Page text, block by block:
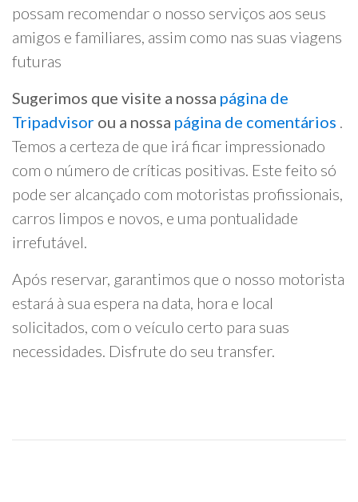
possam recomendar o nosso serviços aos seus
amigos e familiares, assim como nas suas viagens
futuras
Sugerimos que visite a nossa página de
Tripadvisor ou a nossa página de comentários .
Temos a certeza de que irá ficar impressionado
com o número de críticas positivas. Este feito só
pode ser alcançado com motoristas profissionais,
carros limpos e novos, e uma pontualidade
irrefutável.
Após reservar, garantimos que o nosso motorista
estará à sua espera na data, hora e local
solicitados, com o veículo certo para suas
necessidades. Disfrute do seu transfer.